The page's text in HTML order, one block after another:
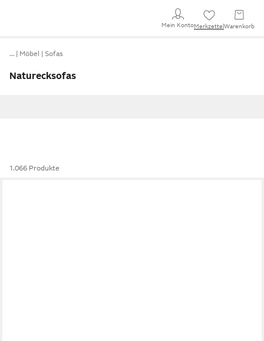
Mein KontoMerkzettel Warenkorb
… Möbel Sofas
Naturecksofas
1.066 Produkte